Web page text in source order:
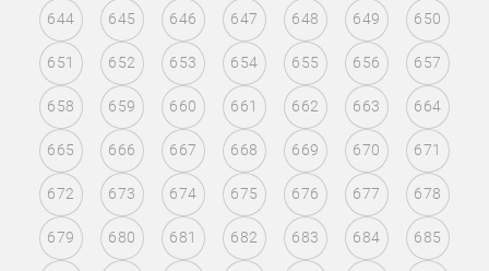
644 645 646 647 648 649 650
651 652 653 654 655 656 657
658 659 660 661 662 663 664
665 666 667 668 669 670 671
672 673 674 675 676 677 678
679 680 681 682 683 684 685